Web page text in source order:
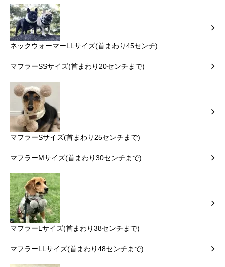
ネックウォーマーLLサイズ(首まわり45センチ)
マフラーSSサイズ(首まわり20センチまで)
マフラーSサイズ(首まわり25センチまで)
マフラーMサイズ(首まわり30センチまで)
マフラーLサイズ(首まわり38センチまで)
マフラーLLサイズ(首まわり48センチまで)